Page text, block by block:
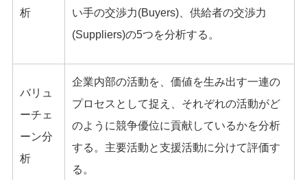
析
い手の交渉力(Buyers)、供給者の交渉力
(Suppliers)の5つを分析する。
バリュ
ーチェ
ーン分
析
企業内部の活動を、価値を生み出す一連の
プロセスとして捉え、それぞれの活動がど
のように競争優位に貢献しているかを分析
する。主要活動と支援活動に分けて評価す
る。